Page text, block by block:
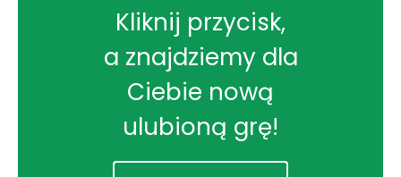
Kliknij przycisk,
a znajdziemy dla
Ciebie nową
ulubioną grę!